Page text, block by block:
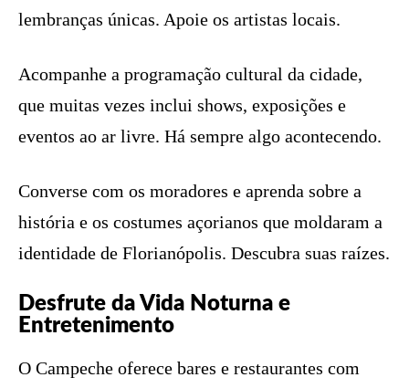
lembranças únicas. Apoie os artistas locais.
Acompanhe a programação cultural da cidade,
que muitas vezes inclui shows, exposições e
eventos ao ar livre. Há sempre algo acontecendo.
Converse com os moradores e aprenda sobre a
história e os costumes açorianos que moldaram a
identidade de Florianópolis. Descubra suas raízes.
Desfrute da Vida Noturna e
Entretenimento
O Campeche oferece bares e restaurantes com